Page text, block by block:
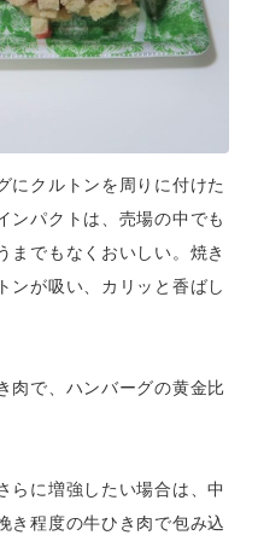
にクルトンを周りに付けた
ンパクトは、売場の中でも
までもなくおいしい。焼き
ンが吸い、カリッと香ばし
肉で、ハンバーグの黄金比
らに増強したい場合は、中
き程度の牛ひき肉で包み込